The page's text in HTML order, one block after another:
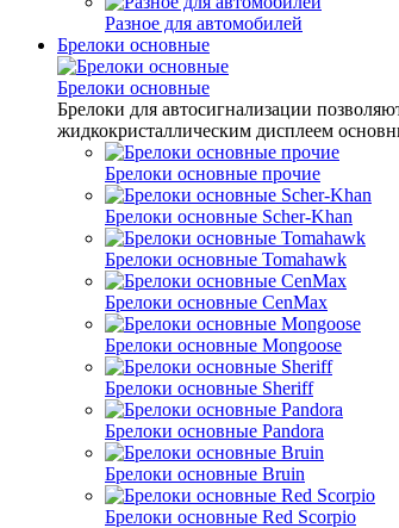
Разное для автомобилей
Брелоки основные
Брелоки основные
Брелоки для автосигнализации
жидкокристаллическим дисплеем
Брелоки основные прочие
Брелоки основные Scher-Khan
Брелоки основные Tomahawk
Брелоки основные CenMax
Брелоки основные Mongoose
Брелоки основные Sheriff
Брелоки основные Pandora
Брелоки основные Bruin
Брелоки основные Red Scorpio